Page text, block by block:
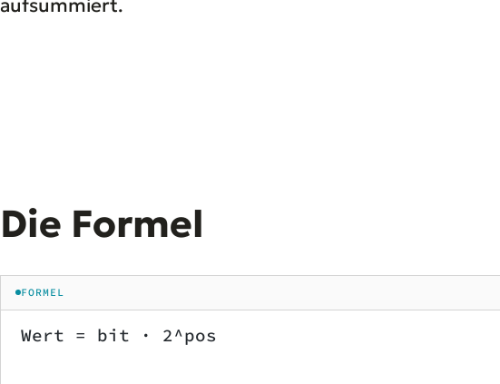
aufsummiert.
Die Formel
FORMEL
Wert = bit · 2^pos